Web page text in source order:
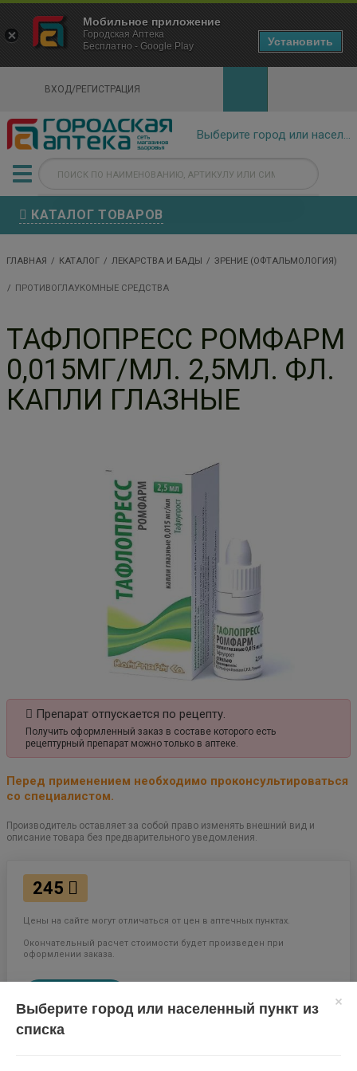
ВХОД/РЕГИСТРАЦИЯ
КАТАЛОГ ТОВАРОВ
ГЛАВНАЯ КАТАЛОГ ЛЕКАРСТВА И БАДЫ ЗРЕНИЕ (ОФТАЛЬМОЛОГИЯ)
ПРОТИВОГЛАУКОМНЫЕ СРЕДСТВА
ТАФЛОПРЕСС РОМФАРМ
0,015МГ/МЛ. 2,5МЛ. ФЛ.
КАПЛИ ГЛАЗНЫЕ
Препарат отпускается по рецепту.
Получить оформленный заказ в составе которого есть
рецептурный препарат можно только в аптеке.
Перед применением необходимо проконсультироваться
со специалистом.
Производитель оставляет за собой право изменять внешний вид и
описание товара без предварительного уведомления.
245
Цены на сайте могут отличаться от цен в аптечных пунктах.
Окончательный расчет стоимости будет произведен при
оформлении заказа.
×
Городская Аптека Маркетплейс
- In Google Play
Выберите город или населенный пункт из
списка
Мобильное приложение
Городская Аптека
Бесплатно - Google Play
Установить